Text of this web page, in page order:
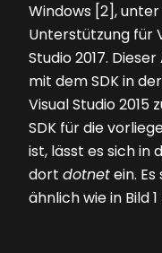
Windows [2],
Unterstützung für
Studio 2017.
mit dem SDK in
Visual Studio 2015
SDK für die
ist, lässt es sich in
dort dotnetein.
ähnlich wie in Bild 1